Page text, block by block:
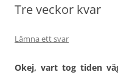
Tre veckor kvar
Lämna ett svar
Okej, vart tog tiden